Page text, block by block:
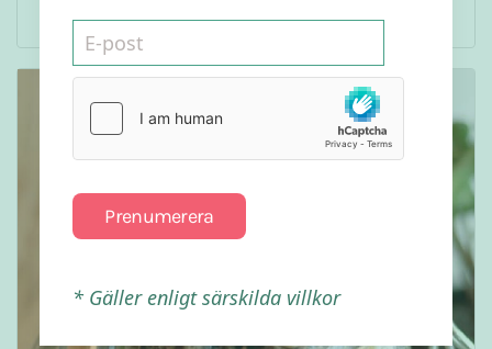
Kategori
Prenumerera
* Gäller enligt särskilda villkor